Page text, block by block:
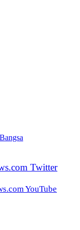
Twitter
YouTube